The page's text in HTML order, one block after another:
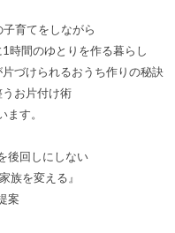
育てをしながら
時間のゆとりを作る暮らし
づけられるおうち作りの秘訣
お片付け術
ます。
後回しにしない
族を変える』
案